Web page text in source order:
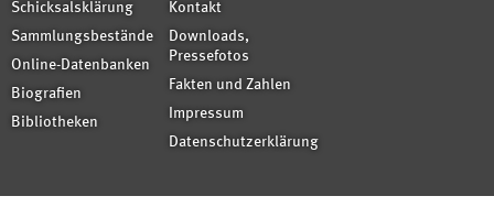
Schicksalsklärung
Sammlungsbestände
Online-Datenbanken
Biografien
Bibliotheken
Kontakt
Downloads,
Pressefotos
Fakten und Zahlen
Impressum
Datenschutzerklärung